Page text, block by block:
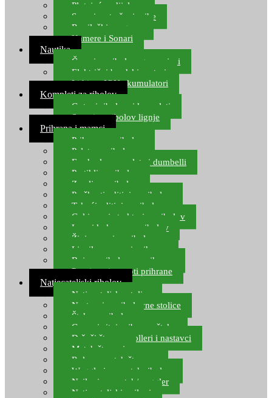
Plutajuća odijela
Sonari za traženje ribe
Ronilački program
Kamere i Sonari
Nautika
Čamci za ribolov, gumenjaci
Električni brodski motori
Lithium ION akumulatori
Kompleti za ribolov
Gotovi ribolovni kompleti
Setovi za ribolov lignje
Prihrana i mamci
Prihrana za ribolov
Pelete za ribolov
Feeder lovne pelete i dumbelli
Partikli za ribolov
Zemlja za ribolov
Praškasti aditivi za ribolov
Tekući aditivi za ribolov
Gel i sprej atraktori za ribolov
Lovni kukuruz za ribolov
Živi mamci za ribolov
Ljepilo za crve i prihranu
Boje za ribolovnu prihranu
Provjereni recepti prihrane
Natjecateljski ribolov
Natjecateljske stolice
Nastavci za ribolovne stolice
Šteke za ribolov
Gume i sitni pribor za šteku
Držači štapova rolleri i nastavci
Match štapovi
Role za match štapove
Waggleri za match ribolov
Najloni za match/waggler
Natjecateljski najloni